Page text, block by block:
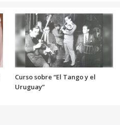
Curso sobre “El Tango y el
Uruguay”